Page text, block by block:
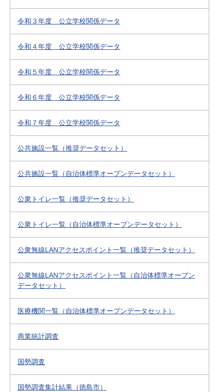
令和３年度 公立学校関係データ
令和４年度 公立学校関係データ
令和５年度 公立学校関係データ
令和６年度 公立学校関係データ
令和７年度 公立学校関係データ
公共施設一覧（推奨データセット）
公共施設一覧（自治体標準オープンデータセット）
公衆トイレ一覧（推奨データセット）
公衆トイレ一覧（自治体標準オープンデータセット）
公衆無線LANアクセスポイント一覧（推奨データセット）
公衆無線LANアクセスポイント一覧（自治体標準オープン
データセット）
医療機関一覧（自治体標準オープンデータセット）
商業統計調査
国勢調査
国勢調査集計結果（徳島市）